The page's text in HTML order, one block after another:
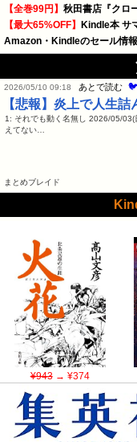
【全巻99円】 秋田書店『クロ
【最大65%OFF】
Kindle本 サ
Amazon・Kindleのセール情
2026/05/10 09:18 あとで読む
【悲報】炎上で人生
1: それでも動く名無し 2026/05/
えてない…
まとめブレイド
¥943→ ¥374